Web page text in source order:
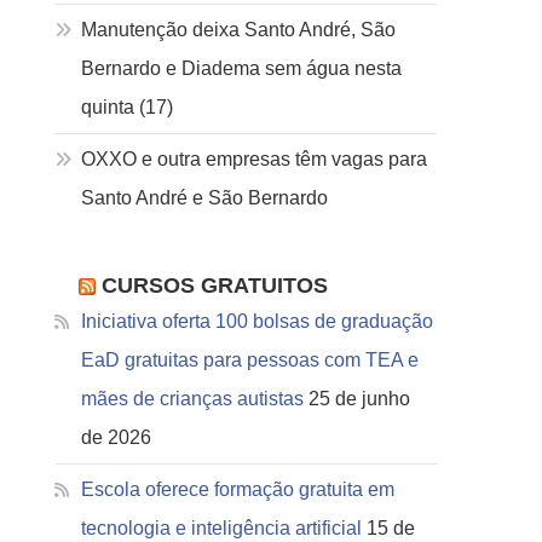
Manutenção deixa Santo André, São
Bernardo e Diadema sem água nesta
quinta (17)
OXXO e outra empresas têm vagas para
Santo André e São Bernardo
CURSOS GRATUITOS
Iniciativa oferta 100 bolsas de graduação
EaD gratuitas para pessoas com TEA e
mães de crianças autistas 25 de junho
de 2026
Escola oferece formação gratuita em
tecnologia e inteligência artificial 15 de